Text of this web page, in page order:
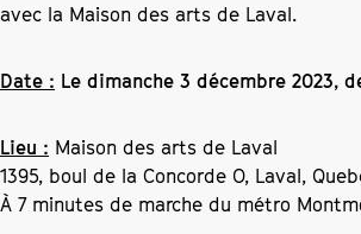
avec la Maison des arts de Laval.
Date : Le dimanche 3 décembre 2023,
Lieu : Maison des arts de Laval
1395, boul de la Concorde O, Laval,
À 7 minutes de marche du métro